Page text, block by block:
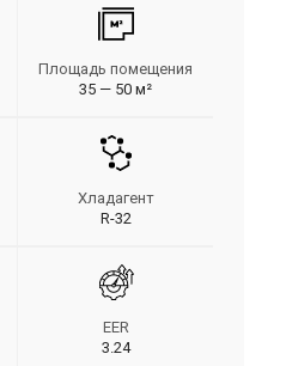
Площадь помещения
35 — 50 м²
Хладагент
R-32
EER
3.24